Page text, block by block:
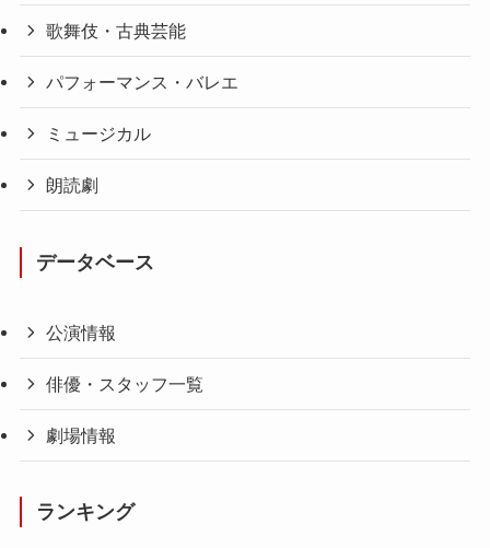
歌舞伎・古典芸能
パフォーマンス・バレエ
ミュージカル
朗読劇
データベース
公演情報
俳優・スタッフ一覧
劇場情報
ランキング